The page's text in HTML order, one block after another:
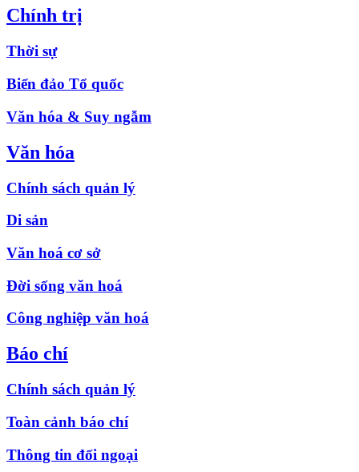
Chính trị
Thời sự
Biển đảo Tổ quốc
Văn hóa & Suy ngẫm
Văn hóa
Chính sách quản lý
Di sản
Văn hoá cơ sở
Đời sống văn hoá
Công nghiệp văn hoá
Báo chí
Chính sách quản lý
Toàn cảnh báo chí
Thông tin đối ngoại